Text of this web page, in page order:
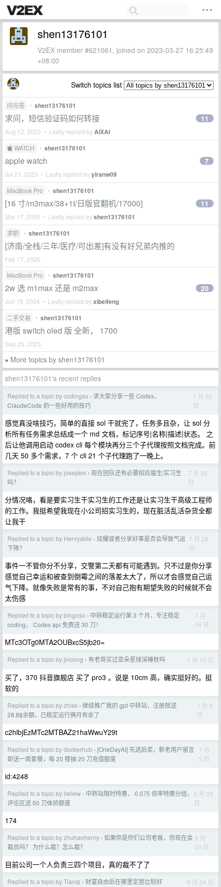
shen13176101
V2EX member #621061, joined on 2023-03-27 16:25:49
+08:00
Switch topics list
问与答 • shen13176101
求问，短信验证码如何转接
Aug 12, 2025 • Lastly replied byAIXAI
11
 WATCH • shen13176101
apple watch
Jul 21, 2025 • Lastly replied byyiranw09
7
MacBook Pro • shen13176101
[16 寸/m3max/38+1t/日版官翻机/17000]
Mar 17, 2025 • Lastly replied byshen13176101
11
求职 • shen13176101
[济南/全栈/三年/医疗/可出差]有没有好兄弟内推的
Feb 17, 2025
MacBook Pro
• shen13176101
2w 选 m1max 还是 m2max
Jun 15, 2024 • Lastly replied byxibeifeng
20
二手交易 • shen13176101
港版 switch oled 版 全新， 1700
Sep 25, 2023
» More topics by shen13176101
shen13176101's recent replies
Replied to a topic by codingax › 求大家分享一些 Codex、
ClaudeCode 的一些好用的技巧
7 月 30
日
感觉真没啥技巧，简单的直接 sol 干就完了，任务多且杂，让 sol 分
析所有任务需求总结成一个 md 文档，标记序号|名称|描述|状态。 之
后让他调用启动 codex cli 每个模块再分三个子代理按照文档完成。前
几天 50 多个需求，7 个 cli 21 个子代理跑了一晚上。
Replied to a topic by josepkm › 现在团队还有必要招应届生/实习生
吗？
7 月 29
日
分情况咯，看是要实习生干实习生的工作还是让实习生干高级工程师
的工作。我挺希望我现在小公司招实习生的，现在脏活乱活杂货全都
让我干
Replied to a topic by Henryable › 炫耀或者分享好事是否会导致气运
下降？
7 月 28
日
事件一不管你分不分享，交警第二天都有可能遇到。只不过是你分享
感觉自己幸运和被查到倒霉之间的落差太大了，所以才会感觉自己运
气下降。就像失败是常有的事，不对自己抱有期望失败的时候就不会
太伤感
Replied to a topic by bingoso › 中转稳定运行第 3 个月，专注稳定
coding， Codex api 免费送 30 刀！
7 月
16 日
MTc3OTg0MTA2OUBxcS5jb20=
Replied to a topic by jincong › 有老哥买过亚朵星球深睡枕吗 7 月 15 日
买了，370 抖音旗舰店 买了 pro3 。说是 10cm 高，确实挺好的。挺
软的
Replied to a topic by zhlsk › 继续推广我的 gpt 中转站，注册就送
28.8$余额，已稳定运行俩月有余了
7 月 8
日
c2hlbjEzMTc2MTBAZ21haWwuY29t
Replied to a topic by dockerhub › [OneDayAI] 先送后卖，新老用户留言
即送一周套餐，每 20 楼抽 20 刀充值额度
7 月
3 日
id:4248
Replied to a topic by lieliew › 中转站限时特惠， 0.075 倍率特惠分组，
评论区送 50 刀体验额度
6 月 29
日
174
Replied to a topic by zhuhaohenry › 如果你是你们公司老板，你现在会
裁员吗？ 为什么裁？怎么裁？
6 月
25 日
目前公司一个人负责三四个项目，真的裁不了了
Replied to a topic by Tianqi › 财富自由后在哪里定居比较好 6 月 24 日